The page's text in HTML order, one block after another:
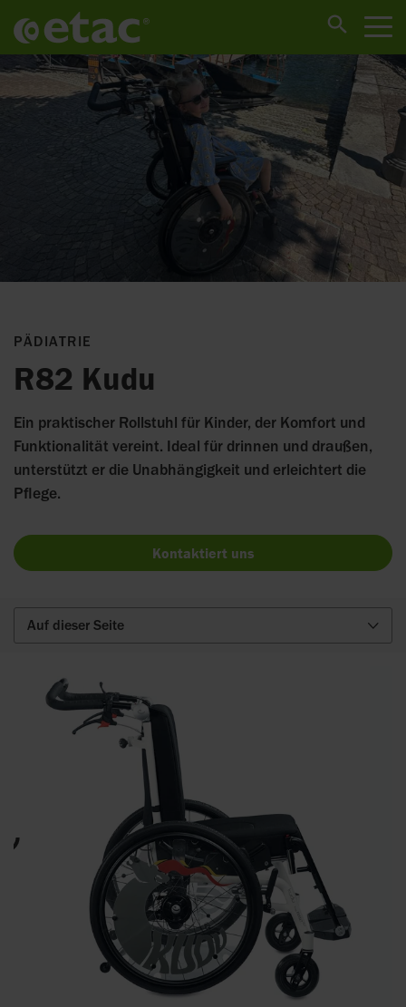
PÄDIATRIE
R82 Kudu
Ein praktischer Rollstuhl für Kinder, der Komfort und
Funktionalität vereint. Ideal für drinnen und draußen,
unterstützt er die Unabhängigkeit und erleichtert die
Pflege.
Kontaktiert uns
Auf dieser Seite